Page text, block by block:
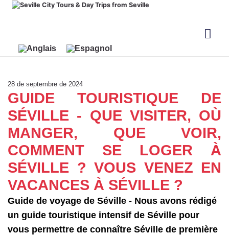
28 de septembre de 2024
GUIDE TOURISTIQUE DE
SÉVILLE - QUE VISITER, OÙ
MANGER, QUE VOIR,
COMMENT SE LOGER À
SÉVILLE ? VOUS VENEZ EN
VACANCES À SÉVILLE ?
Guide de voyage de Séville - Nous avons rédigé
un guide touristique intensif de Séville pour
vous permettre de connaître Séville de première